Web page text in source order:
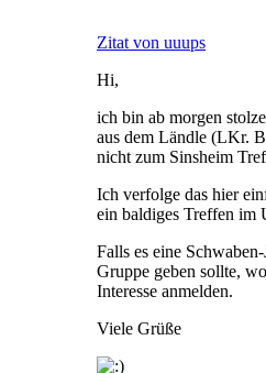
Zitat von uuups
Hi,
ich bin ab morgen
aus dem Ländle (LKr.
nicht zum Sinsheim
Ich verfolge das hier
ein baldiges Treffen im
Falls es eine
Gruppe geben sollte,
Interesse anmelden.
Viele Grüße